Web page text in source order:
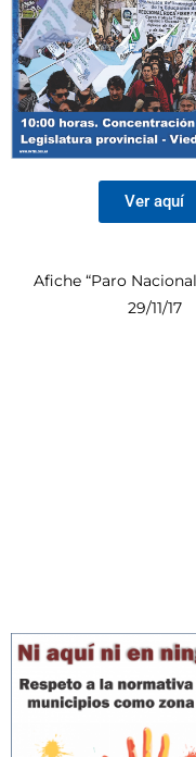
Ver aquí
Afiche “Paro
29/11/17